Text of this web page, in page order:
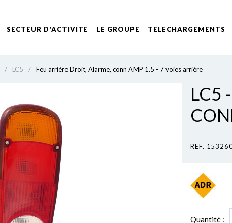
SECTEUR D'ACTIVITE LE GROUPE TELECHARGEMENTS
/ LC5 / Feu arrière Droit, Alarme, conn AMP 1.5 - 7 voies arrière
LC5
REF.
Quantité :